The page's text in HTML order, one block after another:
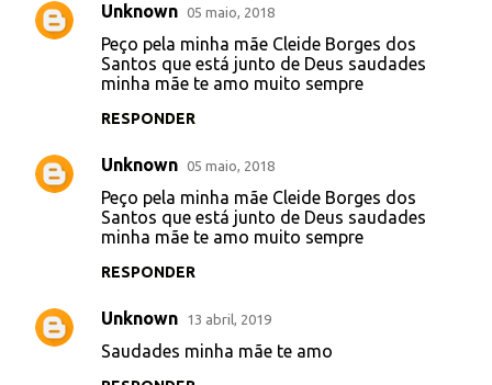
C
t
s
Unknown 05 maio, 2018
Peço pela minha mãe Cleide Borges dos
Santos que está junto de Deus saudades
minha mãe te amo muito sempre
RESPONDER
Unknown 05 maio, 2018
Peço pela minha mãe Cleide Borges dos
Santos que está junto de Deus saudades
minha mãe te amo muito sempre
RESPONDER
Unknown 13 abril, 2019
Saudades minha mãe te amo